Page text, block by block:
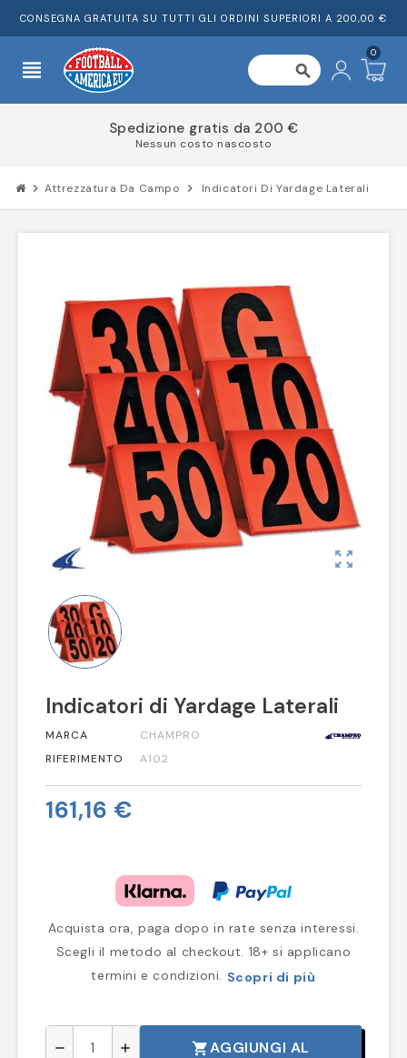
CONSEGNA GRATUITA SU TUTTI GLI ORDINI SUPERIORI A 200,00 €
view_headline search
0
Spedizione gratis da 200 €
Nessun costo nascosto
chevron_right Attrezzatura Da Campo chevron_right Indicatori Di Yardage Laterali
zoom_out_map
Indicatori di Yardage Laterali
MARCA
CHAMPRO
RIFERIMENTO
A102
161,16 €
Acquista ora, paga dopo in rate senza interessi.
Scegli il metodo al checkout. 18+ si applicano
termini e condizioni. Scopri di più
remove add shopping_cartAGGIUNGI AL